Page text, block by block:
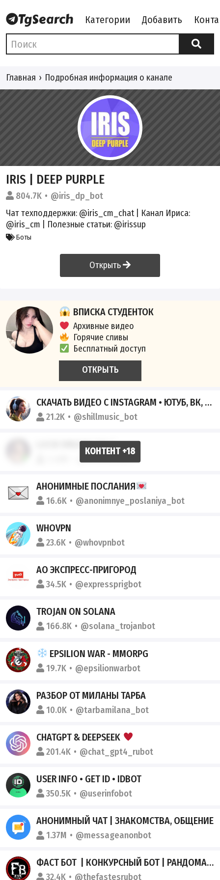
Категории Добавить
Главная Подробная информация о канале
IRIS | DEEP PURPLE
804.7K
@iris_dp_bot
Чат техподдержки: @iris_cm_chat| Канал Ириса:
@iris_cm | Полезные статьи: @irissup
Боты
Открыть
ВПИСКА СТУДЕНТОК
Архивные видео
Горячие сливы
Бесплатный доступ
ОТКРЫТЬ
СКАЧАТЬ ВИДЕО С INSTAGRAM • ЮТУБ, ВК, TIKTOK, ШАЗАМ • МУЗЫКА
21.2K @shillmusic_bot
LUCID DREAMS (18+)
@luciddreams
АНОНИМНЫЕ ПОСЛАНИЯ
16.6K @anonimnye_poslaniya_bot
WHOVPN
23.6K @whovpnbot
АО ЭКСПРЕСС-ПРИГОРОД
34.5K @expressprigbot
TROJAN ON SOLANA
166.8K @solana_trojanbot
EPSILION WAR - MMORPG
19.7K @epsilionwarbot
РАЗБОР ОТ МИЛАНЫ ТАРБА
10.0K @tarbamilana_bot
CHATGPT & DEEPSEEK
201.4K @chat_gpt4_rubot
USER INFO • GET ID • IDBOT
350.5K @userinfobot
АНОНИМНЫЙ ЧАТ | ЗНАКОМСТВА, ОБЩЕНИЕ
1.37M @messageanonbot
ФАСТ БОТ ️ | КОНКУРСНЫЙ БОТ | РАНДОМАЙЗЕР
32.4K @thefastesrubot